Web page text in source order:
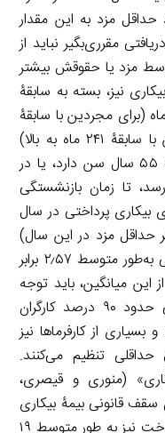
ازای هر فرد، ۱۰ درصد حداقل مزد به این مقدار
مقرری‌بگیر نباید از
و از ۸۰ درصد متوسط مزد یا حقوقش بیشتر
نیز، بسته به سابقۀ
بیمه‌شده و وضعیت تأهل، از ۶ ماه (برای مجردین با سابقۀ
۶ تا ۲۴ ماه) تا ۵۰ ماه (برای متأهلین با سابقۀ ۲۴۱ ماه به بالا)
متغیر است. در عین حال، به فردی که ۵۵ سال سن دارد، یا در
تا زمان بازنشستگی
پرداختی در سال
۲٫۷ میلیون تومان (۱٫۸ برابر حداقل مزد در این سال)
بوده است و در مجموع، مبالغ پرداختی به‌طور متوسط ۲٫۵۷ برابر
این میانگین، باید توجه
داشت که مطابق برخی آمار غیررسمی حدود ۹۰ درصد کارگران
از کارفرماها نیز
تنظیم می‌کنند.
(منوری و قیصری،
سقف قانونی بیمۀ‌ بیکاری
را دریافت می‌کنند، و میانگین دورۀ پرداخت نیز به طور متوسط ۱۹